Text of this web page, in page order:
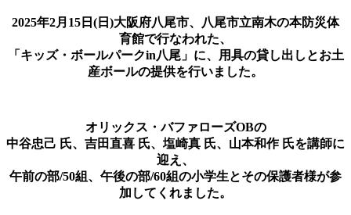
2025年2月15日(日)大阪府八尾市、八尾市立南木の本防災体
育館で行なわれた、
「キッズ・ボールパークin八尾」に、用具の貸し出しとお土
産ボールの提供を行いました。
オリックス・バファローズOBの
中谷忠己 氏、吉田直喜 氏、塩崎真 氏、山本和作 氏を講師に
迎え、
午前の部/50組、午後の部/60組の小学生とその保護者様が参
加してくれました。